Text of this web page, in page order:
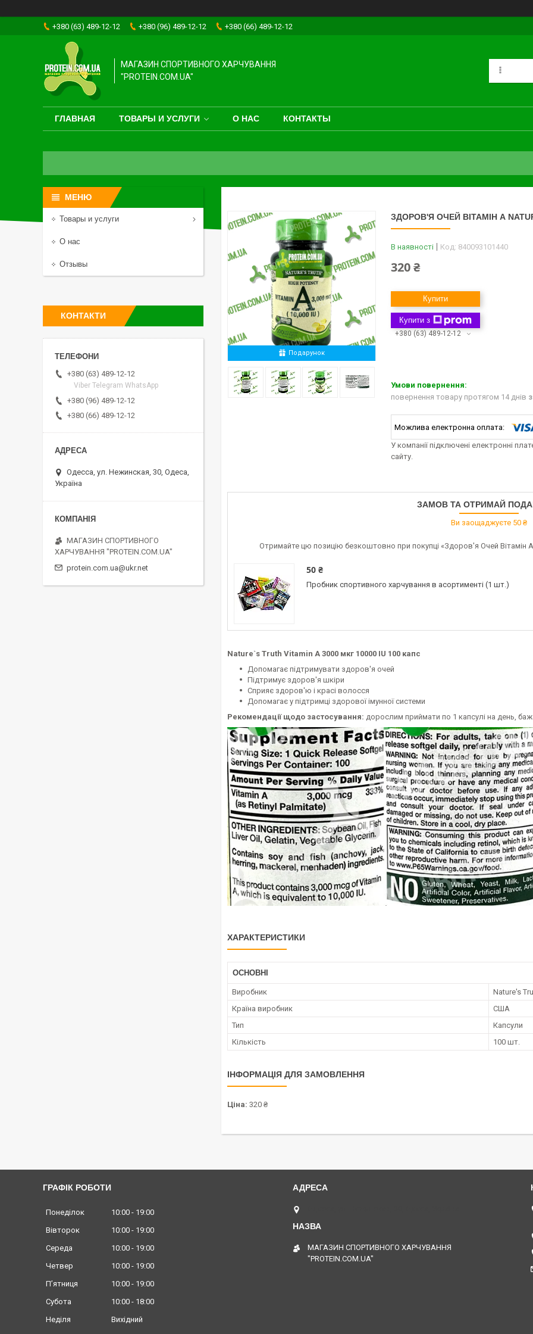
+380 (63) 489-12-12 +380 (96) 489-12-12 +380 (66) 489-12-12
МАГАЗИН СПОРТИВНОГО ХАРЧУВАННЯ
"PROTEIN.COM.UA"
ГЛАВНАЯ ТОВАРЫ И УСЛУГИ О НАС КОНТАКТЫ
Подарунок
ЗДОРОВ'Я ОЧЕЙ ВІТАМІН А
В наявності Код: 840093101440
320 ₴
Купити
Купити з
+380 (63) 489-12-12
повернення товару протягом 14 днів
У компанії підключені електронні
сайту.
ЗАМОВ ТА ОТРИМАЙ
Ви заощаджуєте 50 ₴
Отримайте цю позицію безкоштовно при покупці «Здоров'я Очей Вітамін
50 ₴
Пробник спортивного харчування в асортименті (1 шт.)
Nature`s Truth Vitamin A 3000 мкг 10000 IU 100 капс
Допомагає підтримувати здоров'я очей
Підтримує здоров'я шкіри
Сприяє здоров'ю і красі волосся
Допомагає у підтримці здорової імунної системи
Рекомендації щодо застосування: дорослим приймати по 1 капсулі на день,
ХАРАКТЕРИСТИКИ
ОСНОВНІ
Виробник
Nature's
Країна виробник
США
Тип
Капсули
Кількість
100 шт.
ІНФОРМАЦІЯ ДЛЯ ЗАМОВЛЕННЯ
Ціна: 320 ₴
Товары и услуги
О нас
Отзывы
КОНТАКТИ
+380 (63) 489-12-12
Viber Telegram WhatsApp
+380 (96) 489-12-12
+380 (66) 489-12-12
Одесса, ул. Нежинская, 30, Одеса,
Україна
МАГАЗИН СПОРТИВНОГО
ХАРЧУВАННЯ "PROTEIN.COM.UA"
protein.com.ua@ukr.net
ГРАФІК РОБОТИ
Понеділок 10:00
19:00
Вівторок
10:00
19:00
Середа
10:00
19:00
Четвер
10:00
19:00
Пʼятниця
10:00
19:00
Субота
10:00
18:00
Неділя
Вихідний
МАГАЗИН СПОРТИВНОГО ХАРЧУВАННЯ
"PROTEIN.COM.UA"